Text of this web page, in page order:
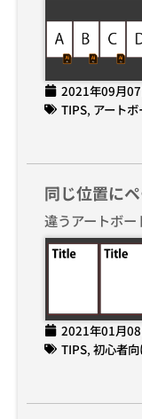
2021年09月
TIPS, アートボ
同じ位置にペ
違うアートボー
2021年01月
TIPS, 初心者